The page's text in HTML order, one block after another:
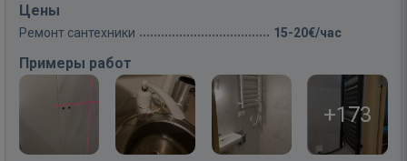
Цены
Ремонт сантехники 15-20€/час
Примеры работ
+173